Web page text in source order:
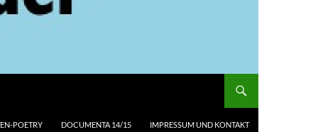
POETRY DOCUMENTA 14/15 IMPRESSUM UND KONTAKT